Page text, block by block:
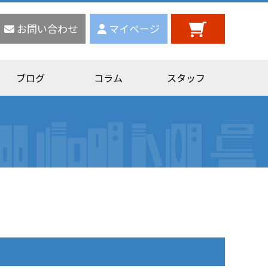
お問い合わせ マイページ
ブログ コラム スタッフ